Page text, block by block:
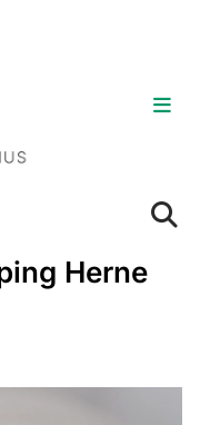
Herne